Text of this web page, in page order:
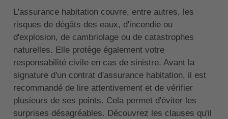
L'assurance habitation couvre, entre autres, les
risques de dégâts des eaux, d'incendie ou
d'explosion, de cambriolage ou de catastrophes
naturelles. Elle protège également votre
responsabilité civile en cas de sinistre. Avant la
signature d'un contrat d'assurance habitation, il est
recommandé de lire attentivement et de vérifier
plusieurs de ses points. Cela permet d'éviter les
surprises désagréables. Découvrez les clauses qu'il